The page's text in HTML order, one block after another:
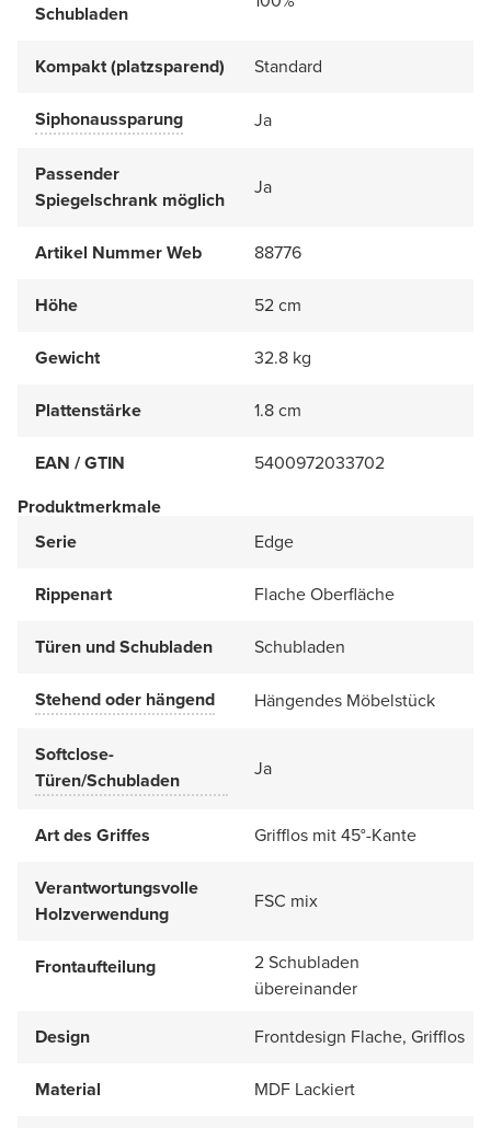
Schubladen
Kompakt (platzsparend) Standard
Siphonaussparung Ja
Passender
Spiegelschrank möglich
Ja
Artikel Nummer Web 88776
Höhe 52 cm
Gewicht 32.8 kg
Plattenstärke 1.8 cm
EAN / GTIN
5400972033702
Produktmerkmale
Serie
Edge
Rippenart Flache Oberfläche
Türen und Schubladen Schubladen
Stehend oder hängend Hängendes Möbelstück
Softclose-
Türen/Schubladen
Ja
Art des Griffes Grifflos mit 45°-Kante
Verantwortungsvolle
Holzverwendung
FSC mix
Frontaufteilung
2 Schubladen
übereinander
Design
Frontdesign Flache, Grifflos
Material MDF Lackiert